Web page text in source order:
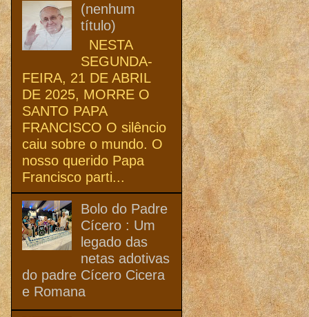
(nenhum
título)
NESTA
SEGUNDA-
FEIRA, 21 DE ABRIL
DE 2025, MORRE O
SANTO PAPA
FRANCISCO O silêncio
caiu sobre o mundo. O
nosso querido Papa
Francisco parti...
Bolo do Padre
Cícero : Um
legado das
netas adotivas
do padre Cícero Cicera
e Romana